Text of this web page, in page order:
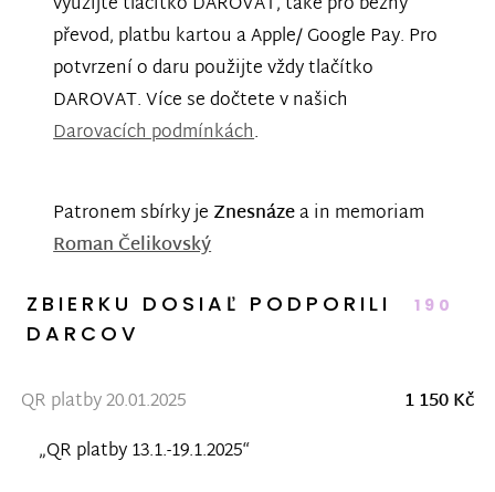
převod, platbu kartou a Apple/ Google Pay. Pro
potvrzení o daru použijte vždy tlačítko
DAROVAT. Více se dočtete v našich
Darovacích podmínkách.
Patronem sbírky je Znesnázea in memoriam
Roman Čelikovský
ZBIERKU DOSIAĽ PODPORILI 190
DARCOV
QR platby 20.01.2025
1 150 Kč
„QR platby 13.1.-19.1.2025“